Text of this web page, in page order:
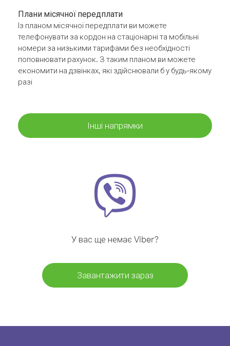
Плани місячної передплати
Із планом місячної передплати ви можете
телефонувати за кордон на стаціонарні та мобільні
номери за низькими тарифами без необхідності
поповнювати рахунок. З таким планом ви можете
економити на дзвінках, які здійснювали б у будь-якому
разі
Інші напрямки
У вас ще немає Viber?
Завантажити зараз